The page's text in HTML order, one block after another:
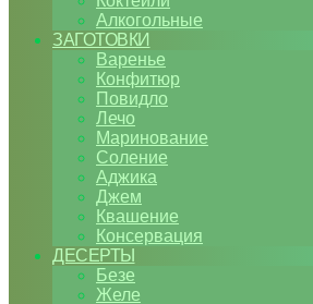
Алкогольные
ЗАГОТОВКИ
Варенье
Конфитюр
Повидло
Лечо
Маринование
Соление
Аджика
Джем
Квашение
Консервация
ДЕСЕРТЫ
Безе
Желе